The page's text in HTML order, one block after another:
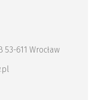
611 Wrocław